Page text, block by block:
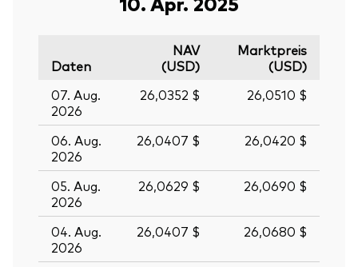
Daten
NAV
(USD)
Marktpreis
(USD)
07. Aug.
2026
26,0352 $ 26,0510 $
06. Aug.
2026
26,0407 $ 26,0420 $
05. Aug.
2026
26,0629 $ 26,0690 $
04. Aug.
2026
26,0407 $ 26,0680 $